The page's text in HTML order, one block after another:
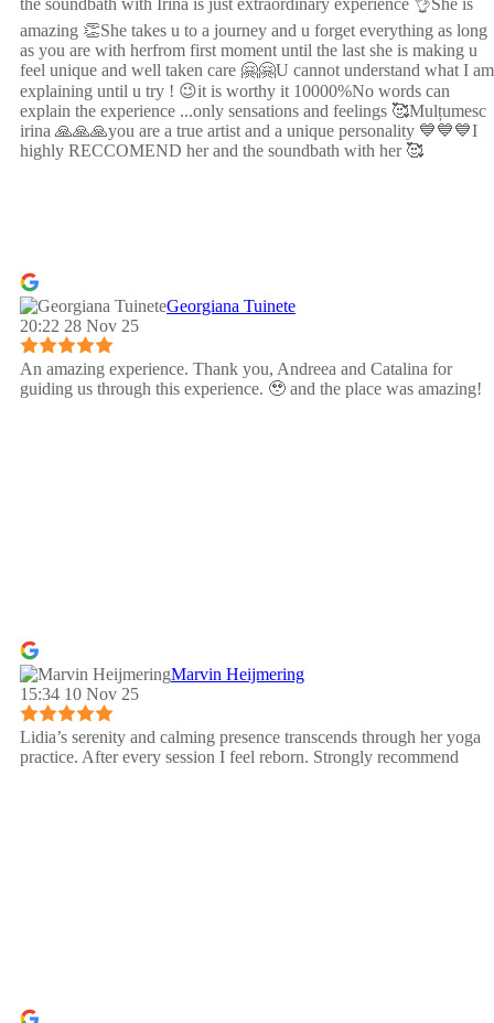
the soundbath with Irina is just extraordinary experience 👌She is
amazing 👏She takes u to a journey and u forget everything as long
as you are with herfrom first moment until the last she is making u
feel unique and well taken care 🤗🤗U cannot understand what I am
explaining until u try ! 😉it is worthy it 10000%No words can
explain the experience ...only sensations and feelings 🥰Mulțumesc
irina 🙏🙏🙏you are a true artist and a unique personality 💙💙💙I
highly RECCOMEND her and the soundbath with her 🥰
Georgiana Tuinete
20:22 28 Nov 25
An amazing experience. Thank you, Andreea and Catalina for
guiding us through this experience. 🥹 and the place was amazing!
Marvin Heijmering
15:34 10 Nov 25
Lidia’s serenity and calming presence transcends through her yoga
practice. After every session I feel reborn. Strongly recommend